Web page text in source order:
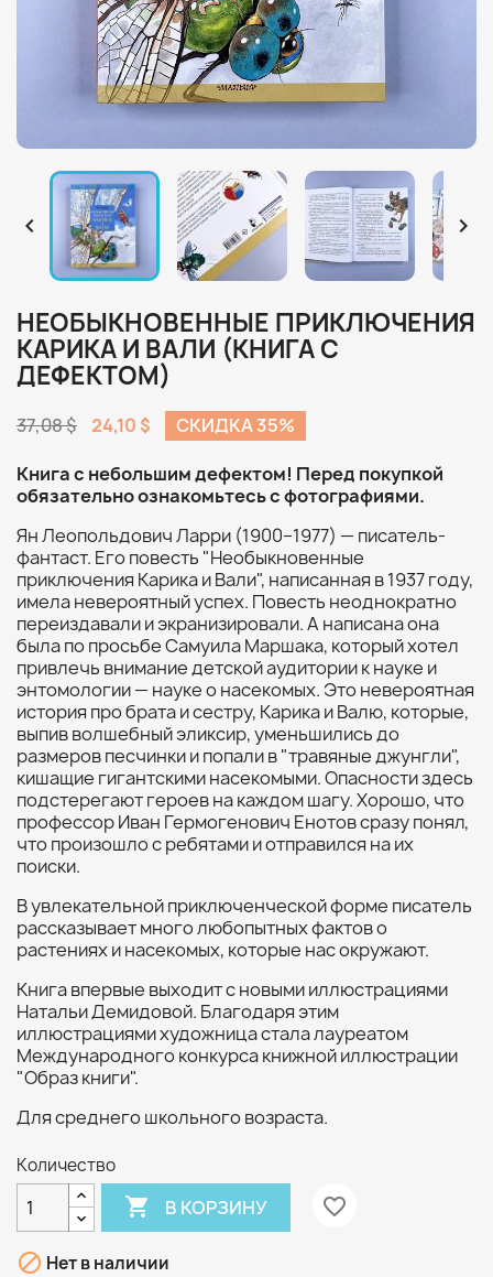
 
НЕОБЫКНОВЕННЫЕ ПРИКЛЮЧЕНИЯ
КАРИКА И ВАЛИ (КНИГА С
ДЕФЕКТОМ)
37,08 $ 24,10 $
СКИДКА 35%
Книга с небольшим дефектом! Перед покупкой
обязательно ознакомьтесь с фотографиями.
Ян Леопольдович Ларри (1900–1977) — писатель-
фантаст. Его повесть "Необыкновенные
приключения Карика и Вали", написанная в 1937 году,
имела невероятный успех. Повесть неоднократно
переиздавали и экранизировали. А написана она
была по просьбе Самуила Маршака, который хотел
привлечь внимание детской аудитории к науке и
энтомологии — науке о насекомых. Это невероятная
история про брата и сестру, Карика и Валю, которые,
выпив волшебный эликсир, уменьшились до
размеров песчинки и попали в "травяные джунгли",
кишащие гигантскими насекомыми. Опасности здесь
подстерегают героев на каждом шагу. Хорошо, что
профессор Иван Гермогенович Енотов сразу понял,
что произошло с ребятами и отправился на их
поиски.
В увлекательной приключенческой форме писатель
рассказывает много любопытных фактов о
растениях и насекомых, которые нас окружают.
Книга впервые выходит с новыми иллюстрациями
Натальи Демидовой. Благодаря этим
иллюстрациями художница стала лауреатом
Международного конкурса книжной иллюстрации
"Образ книги".
Для среднего школьного возраста.
Количество
 В КОРЗИНУ favorite_border
 Нет в наличии